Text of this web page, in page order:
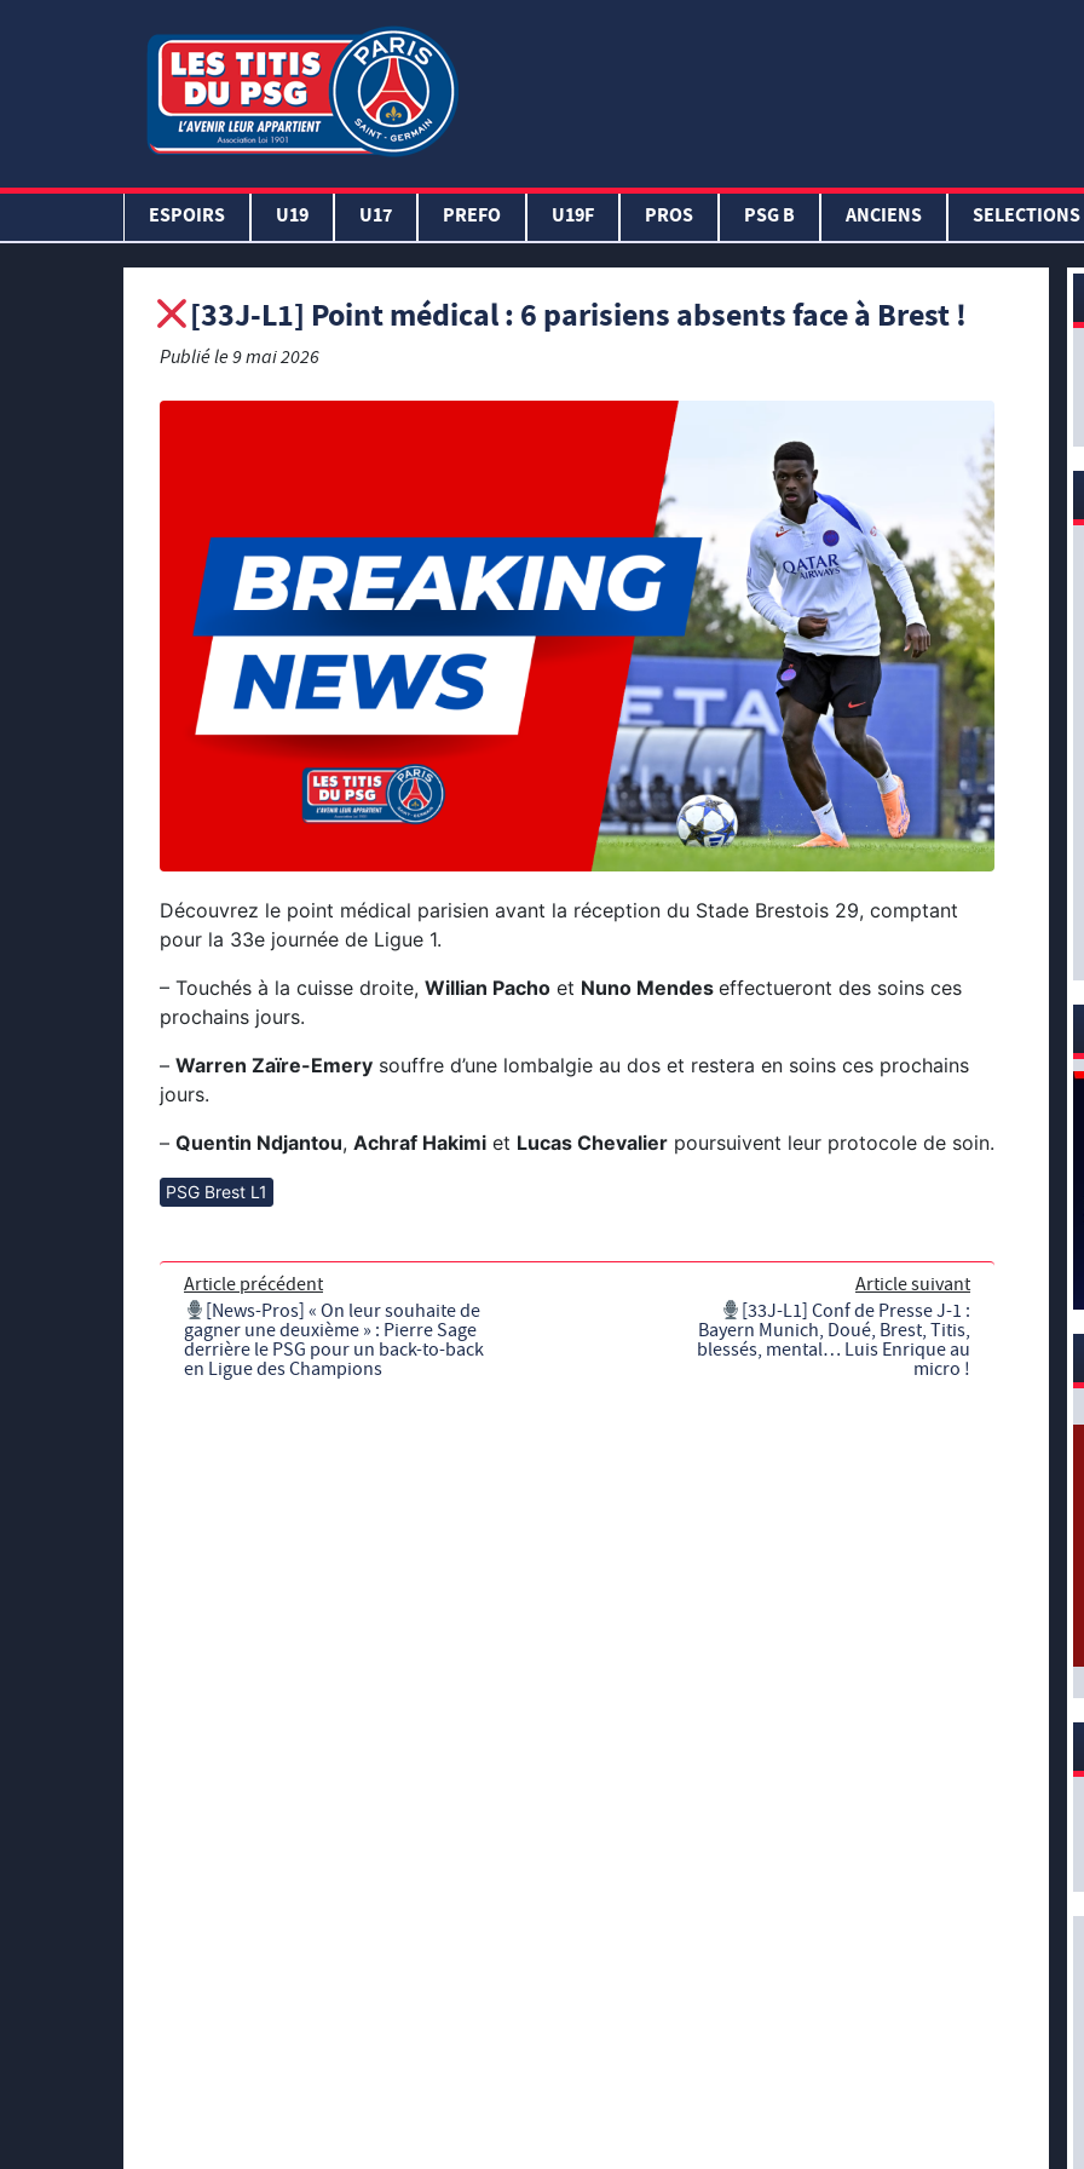
ESPOIRS U19 U17 PREFO U19F PROS PSG B ANCIENS SELECTIONS
[33J-L1] Point médical : 6 parisiens absents face à Brest !
Publié le9 mai 2026
Découvrez le point médical parisien avant la réception du Stade Brestois 29, comptant
pour la 33e journée de Ligue 1.
– Touchés à la cuisse droite, Willian Pacho et Nuno Mendes effectueront des soins ces
prochains jours.
– Warren Zaïre-Emery souffre d’une lombalgie au dos et restera en soins ces prochains
jours.
– Quentin Ndjantou, Achraf Hakimi et Lucas Chevalier poursuivent leur protocole de soin.
PSG Brest L1
Article précédent
[News-Pros] « On leur souhaite de
gagner une deuxième » : Pierre Sage
derrière le PSG pour un back-to-back
en Ligue des Champions
Article suivant
[33J-L1] Conf de Presse J-1 :
Bayern Munich, Doué, Brest, Titis,
blessés, mental… Luis Enrique au
micro !